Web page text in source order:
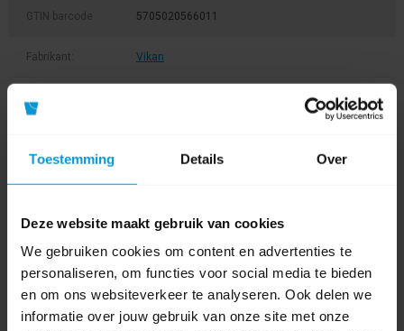
Toestemming Details Over
Deze website maakt gebruik van cookies
We gebruiken cookies om content en advertenties te
personaliseren, om functies voor social media te bieden
en om ons websiteverkeer te analyseren. Ook delen we
informatie over jouw gebruik van onze site met onze
GTIN barcode 5705020566011
Fabrikant: Vikan
Product labels
stofblik hygiene (1)
Schrijf als eerste voor dit product een beoordeling